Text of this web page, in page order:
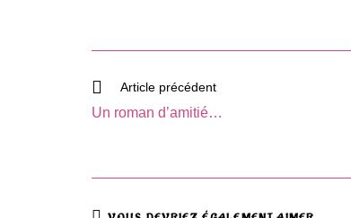
Read
articles
Article précédent
Un roman d’amitié…